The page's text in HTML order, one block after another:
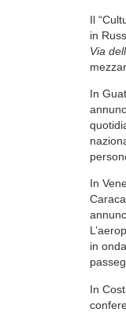
Il
in
Via
In
In
in
In